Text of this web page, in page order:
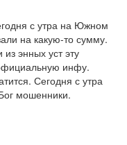
с утра на Южном
на какую-то сумму.
энных уст эту
инфу.
Сегодня с утра
мошенники.